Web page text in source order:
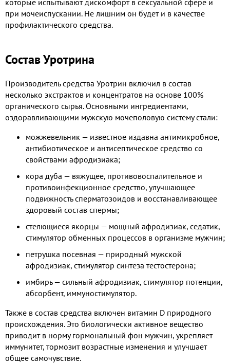
при мочеиспускании. Не лишним он будет и в качестве
профилактического средства.
Состав Уротрина
Производитель средства Уротрин включил в состав
несколько экстрактов и концентратов на основе 100%
органического сырья. Основными ингредиентами,
оздоравливающими мужскую мочеполовую систему стали:
можжевельник — известное издавна антимикробное,
антибиотическое и антисептическое средство со
свойствами афродизиака;
кора дуба — вяжущее, противовоспалительное и
противоинфекционное средство, улучшающее
подвижность сперматозоидов и восстанавливающее
здоровый состав спермы;
стелющиеся якорцы — мощный афродизиак, седатик,
стимулятор обменных процессов в организме мужчин;
петрушка посевная — природный мужской
афродизиак, стимулятор синтеза тестостерона;
имбирь — сильный афродизиак, стимулятор потенции,
абсорбент, иммуностимулятор.
Также в состав средства включен витамин D природного
происхождения. Это биологически активное вещество
приводит в норму гормональный фон мужчин, укрепляет
иммунитет, тормозит возрастные изменения и улучшает
общее самочувствие.